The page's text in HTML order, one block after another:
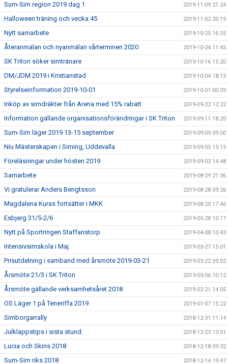
Sum-Sim region 2019 dag 1 2019-11-09 21:24
Halloween träning och vecka 45 2019-11-02 20:19
Nytt samarbete 2019-10-25 16:55
Återanmälan och nyanmälan vårterminen 2020 2019-10-24 11:45
SK Triton söker simtränare 2019-10-16 15:20
DM/JDM 2019 i Kristianstad 2019-10-04 18:13
Styrelseinformation 2019-10-01 2019-10-01 00:09
Inköp av simdräkter från Arena med 15% rabatt 2019-09-22 12:22
Information gällande organisationsförändringar i SK Triton 2019-09-11 18:20
Sum-Sim läger 2019 13-15 september 2019-09-09 09:00
Niu Mästerskapen i Siming, Uddevalla 2019-09-05 15:15
Föreläsningar under hösten 2019 2019-09-03 14:48
Samarbete 2019-08-29 21:36
Vi gratulerar Anders Bengtsson 2019-08-28 09:26
Magdalena Kuras fortsätter i MKK 2019-08-20 17:46
Esbjerg 31/5-2/6 2019-05-28 10:17
Nytt på Sportringen Staffanstorp 2019-04-08 10:43
Intensivsimskola i Maj. 2019-03-27 15:01
Prisutdelning i samband med årsmöte 2019-03-21 2019-03-22 09:02
Årsmöte 21/3 i SK Triton 2019-03-06 10:12
Årsmöte gällande verksamhetsåret 2018 2019-02-21 14:05
OS Läger 1 på Teneriffa 2019 2019-01-07 15:22
Simborgarrally 2018-12-31 11:14
Julklappstips i sista stund. 2018-12-23 13:01
Lucia och Skins 2018 2018-12-18 09:32
Sum-Sim riks 2018 2018-12-14 19:47